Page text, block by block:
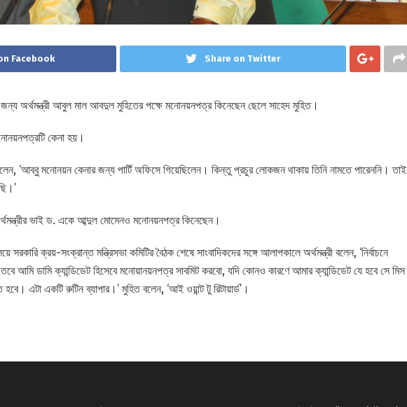
Facebook Share on Twitter
অর্থমন্ত্রী আবুল মাল আবদুল মুহিতের পক্ষে মনোনয়নপত্র কিনেছেন ছেলে সাহেদ মুহিত।
কেনা হয়।
‘আব্বু মনোনয়ন কেনার জন্য পার্টি অফিসে গিয়েছিলেন। কিন্তু প্রচুর লোকজন থাকায় তিনি নামতে পারেননি। তাই
ভাই ড. একে আব্দুল মোমেনও মনোনয়নপত্র কিনেছেন।
সরকারি ক্রয়-সংক্রান্ত মন্ত্রিসভা কমিটির বৈঠক শেষে সাংবাদিকদের সঙ্গে আলাপকালে অর্থমন্ত্রী বলেন, ‘নির্বাচনে
আমি ডামি ক্যান্ডিডেট হিসেবে মনোয়ানয়নপত্র সাবমিট করবো, যদি কোনও কারণে আমার ক্যান্ডিডেট যে হবে সে মিস
এটা একটি রুটিন ব্যাপার।’ মুহিত বলেন, ‘আই ওয়ান্ট টু রিটায়ার্ড’।